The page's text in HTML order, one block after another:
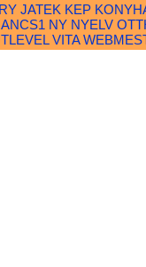
JATEK KEP
NY NYELV
VITA